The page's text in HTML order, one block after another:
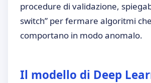
procedure di validazione,
switch” per fermare algoritmi
comportano in modo anomalo.
Il modello di Deep